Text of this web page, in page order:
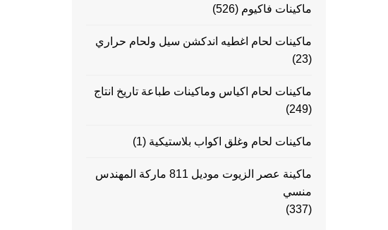
ماكينات فاكيوم (526)
ماكينات لحام اغطيه اندكشن سيل ولحام حراري
(23)
ماكينات لحام اكياس وماكينات طباعة تاريخ انتاج
(249)
ماكينات لحام وغلق اكواب بلاستيكية (1)
ماكينة عصر الزيوت موديل 811 ماركة المهندس
منسي
(337)